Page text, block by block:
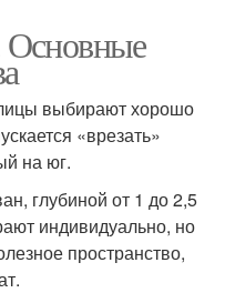
Основные
выбирают хорошо
«врезать»
на юг.
глубиной от 1 до 2,5
индивидуально, но
пространство,